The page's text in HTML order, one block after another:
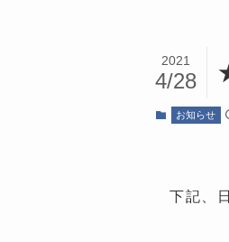
2021
4/28
お知らせ
下記、